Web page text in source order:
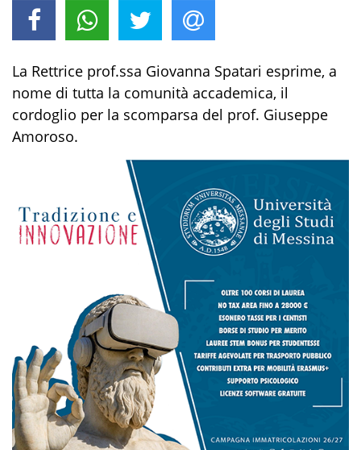
La Rettrice prof.ssa Giovanna Spatari esprime, a
nome di tutta la comunità accademica, il
cordoglio per la scomparsa del prof. Giuseppe
Amoroso.